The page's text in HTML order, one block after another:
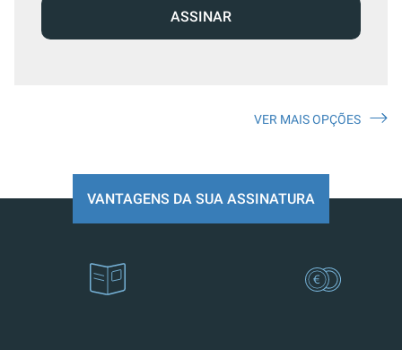
ASSINAR
VER MAIS OPÇÕES
VANTAGENS DA SUA ASSINATURA